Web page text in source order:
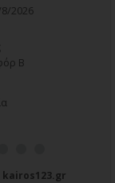
kairos123.gr